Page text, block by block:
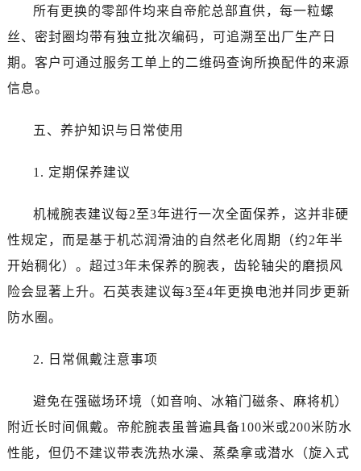
云南省西双版纳傣族自治州景洪市宣慰大道帝舵售后服务中心（需提前预约）
云南省玉溪市红塔区南北大街帝舵售后服务中心（需提前预约）
广东省东莞市东城街道鸿福东路1号民盈国贸中心T1写字楼9层907室帝舵售后服务中心（需提前预约）
江苏省无锡市梁溪区人民中路139号恒隆广场写字楼1座11层1104室帝舵售后服务中心（需提前预约）
湖北省武汉市江汉区解放大道686号世界贸易大厦38层09室帝舵售后服务中心（需提前预约）
吉林省长春市朝阳区西安大路727号中银大厦A座(旺进大厦)18层09室帝舵售后服务中心（需提前预约）
贵州省贵阳市南明区都司高架桥路33号亨特国际金融中心14楼14D帝舵售后服务中心（需提前预约）
所有更换的零部件均来自帝舵总部直供，每一粒螺
丝、密封圈均带有独立批次编码，可追溯至出厂生产日
期。客户可通过服务工单上的二维码查询所换配件的来源
信息。
五、养护知识与日常使用
1. 定期保养建议
机械腕表建议每2至3年进行一次全面保养，这并非硬
性规定，而是基于机芯润滑油的自然老化周期（约2年半
开始稠化）。超过3年未保养的腕表，齿轮轴尖的磨损风
险会显著上升。石英表建议每3至4年更换电池并同步更新
防水圈。
2. 日常佩戴注意事项
避免在强磁场环境（如音响、冰箱门磁条、麻将机）
附近长时间佩戴。帝舵腕表虽普遍具备100米或200米防水
性能，但仍不建议带表洗热水澡、蒸桑拿或潜水（旋入式